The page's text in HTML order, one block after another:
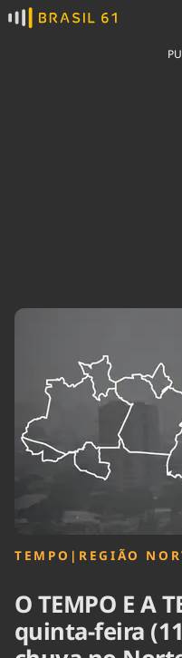
Ver todas as notícias
Brasil Mineral
Ciência &
Tecnologia
Cinema
Economia
Educação
TEMPO | REGIÃO
O TEMPO E A
quinta-feira